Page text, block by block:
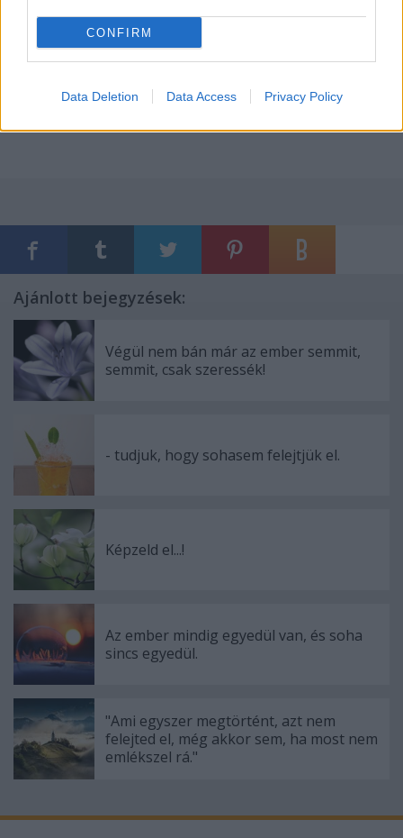
CONFIRM
Data Deletion Data Access Privacy Policy
Ajánlott bejegyzések:
Végül nem bán már az ember semmit,
semmit, csak szeressék!
- tudjuk, hogy sohasem felejtjük el.
Képzeld el...!
Az ember mindig egyedül van, és soha
sincs egyedül.
"Ami egyszer megtörtént, azt nem
felejted el, még akkor sem, ha most nem
emlékszel rá."